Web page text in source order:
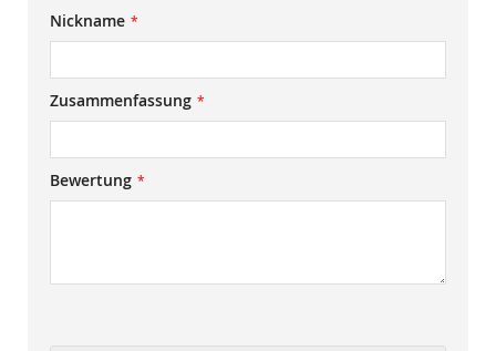
star
stars
stars
stars
stars
Nickname
Zusammenfassung
Bewertung